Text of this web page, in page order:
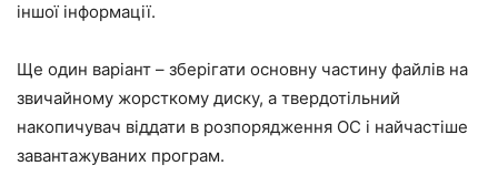
іншої інформації.
Ще один варіант – зберігати основну частину файлів на
звичайному жорсткому диску, а твердотільний
накопичувач віддати в розпорядження ОС і найчастіше
завантажуваних програм.